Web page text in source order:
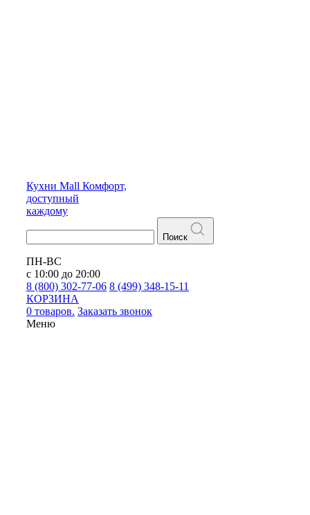
Кухни Mall Комфорт,
доступный
каждому
Поиск
ПН-ВС
с 10:00 до 20:00
8 (800) 302-77-06 8 (499) 348-15-11
КОРЗИНА
0 товаров. Заказать звонок
Меню